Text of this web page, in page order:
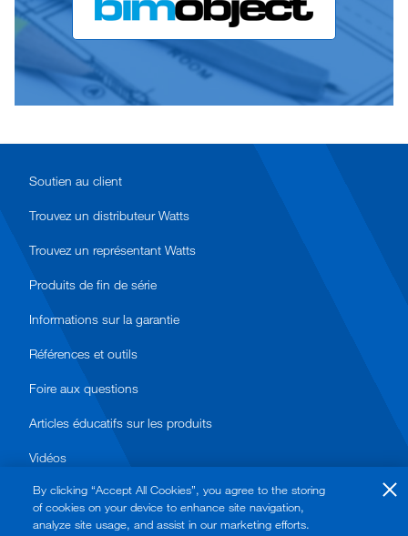
Soutien au client
Trouvez un distributeur Watts
Trouvez un représentant Watts
Produits de fin de série
Informations sur la garantie
Références et outils
Foire aux questions
Articles éducatifs sur les produits
Vidéos
By clicking “Accept All Cookies”, you agree to the storing
of cookies on your device to enhance site navigation,
analyze site usage, and assist in our marketing efforts.